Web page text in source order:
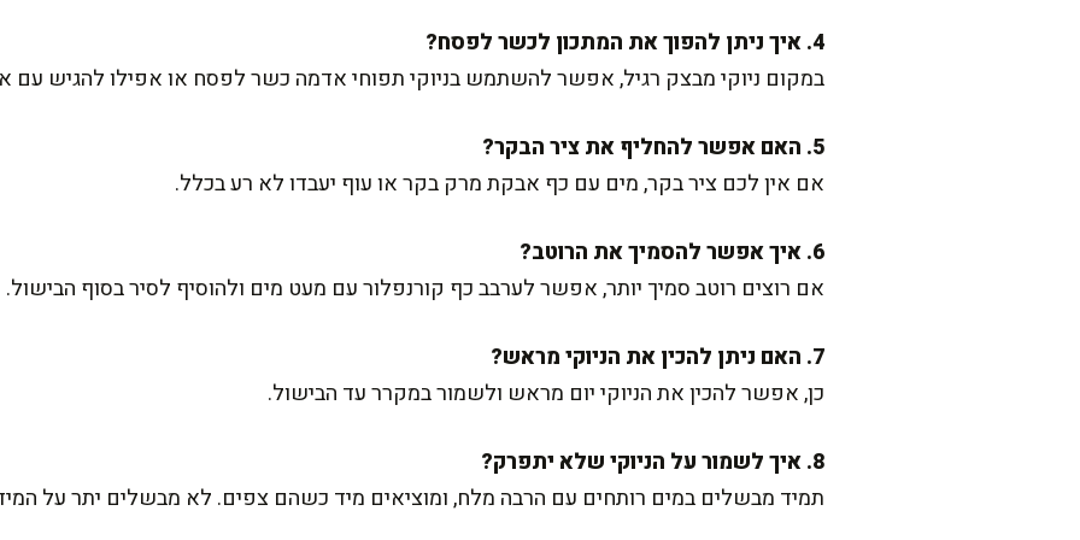
4. איך ניתן להפוך את המתכון לכשר לפסח?
במקום ניוקי מבצק רגיל, אפשר להשתמש בניוקי תפוחי אדמה כשר לפסח או אפילו להגיש עם
5. האם אפשר להחליף את ציר הבקר?
אם אין לכם ציר בקר, מים עם כף אבקת מרק בקר או עוף יעבדו לא רע בכלל.
6. איך אפשר להסמיך את הרוטב?
אם רוצים רוטב סמיך יותר, אפשר לערבב כף קורנפלור עם מעט מים ולהוסיף לסיר בסוף הבישול.
7. האם ניתן להכין את הניוקי מראש?
כן, אפשר להכין את הניוקי יום מראש ולשמור במקרר עד הבישול.
8. איך לשמור על הניוקי שלא יתפרק?
תמיד מבשלים במים רותחים עם הרבה מלח, ומוציאים מיד כשהם צפים. לא מבשלים יתר על